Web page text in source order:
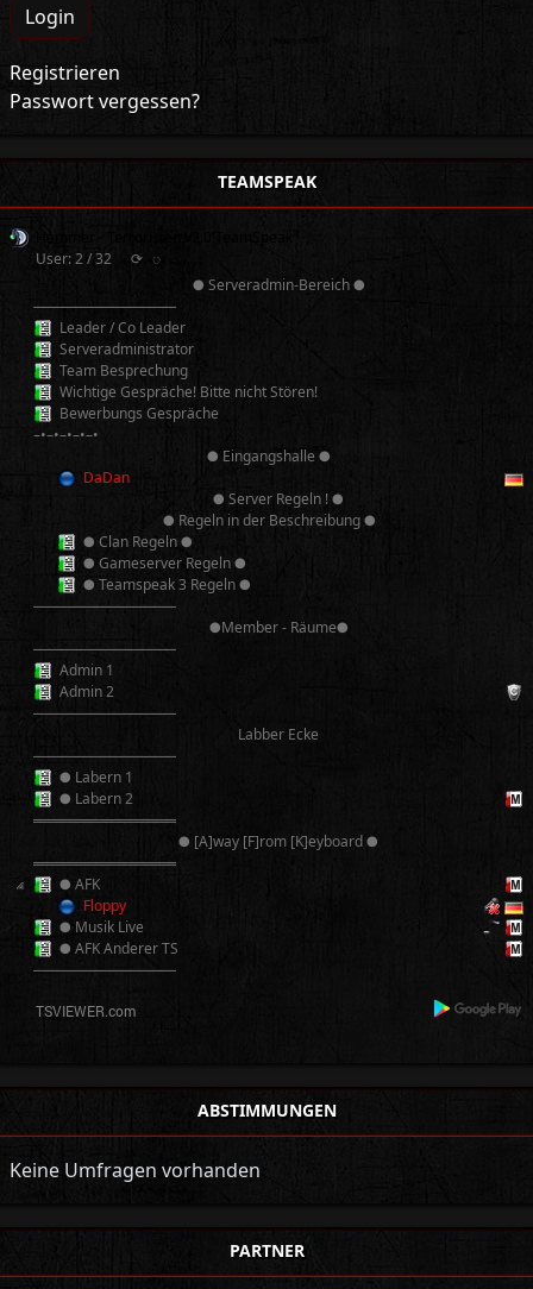
Login
Registrieren
Passwort vergessen?
TEAMSPEAK
User: 2 / 32
⟳ ◌
● Serveradmin-Bereich ●
──────────
Leader / Co Leader
Serveradministrator
Team Besprechung
Wichtige Gespräche! Bitte nicht Stören!
Bewerbungs Gespräche
–•–•–•–•–•
● Eingangshalle ●
DaDan
● Server Regeln ! ●
● Regeln in der Beschreibung ●
● Clan Regeln ●
● Gameserver Regeln ●
● Teamspeak 3 Regeln ●
──────────
●Member - Räume●
──────────
Admin 1
Admin 2
──────────
Labber Ecke
──────────
● Labern 1
● Labern 2
══════════
● [A]way [F]rom [K]eyboard ●
══════════
● AFK
Floppy
● Musik Live
● AFK Anderer TS
──────────
ABSTIMMUNGEN
Keine Umfragen vorhanden
PARTNER